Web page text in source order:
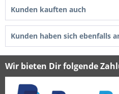
Kunden kauften auch
Kunden haben sich ebenfalls
Wir bieten Dir folgende